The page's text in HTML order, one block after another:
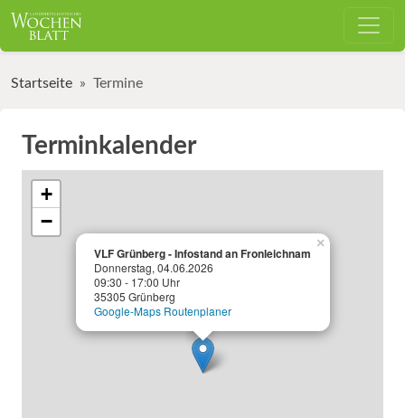
Startseite Termine
Terminkalender
VLF Grünberg - Infostand an Fronleichnam
Donnerstag, 04.06.2026
09:30 - 17:00 Uhr
35305 Grünberg
Google-Maps Routenplaner
×
+
−